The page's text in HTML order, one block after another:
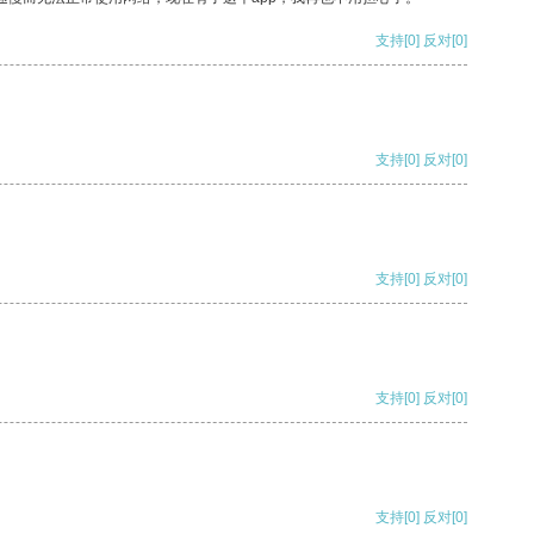
支持[0] 反对[0]
支持[0] 反对[0]
支持[0] 反对[0]
支持[0] 反对[0]
支持[0] 反对[0]